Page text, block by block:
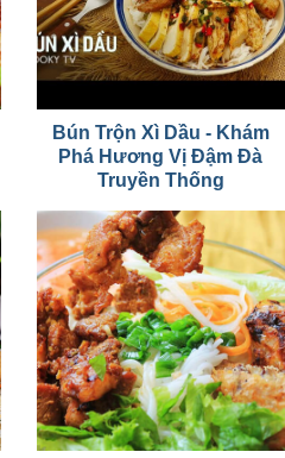
Bún Trộn Xì Dầu - Khám
Phá Hương Vị Đậm Đà
Truyền Thống